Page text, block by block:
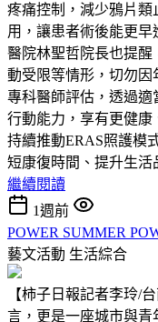
疼痛控制，減少鴉片
用，讓患者術後能更
醫院林聖哲院長也提
動受限等情形，切勿
專科醫師評估，透過
行動能力，享有更健
持續推動ERAS照護模
短康復時間、提升生活
繼續閱讀
1週前
POWER SUMMER
藝文活動 生活綜合
【柿子日報記者李玲/
言，更是一座城市與